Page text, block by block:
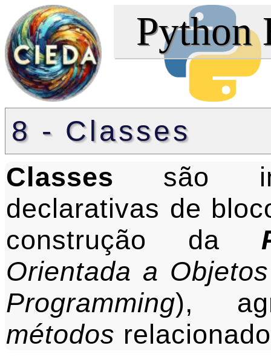
Python
8 - Classes
Classes são
declarativas de
construção da
Orientada a Objetos
Programming),
métodos